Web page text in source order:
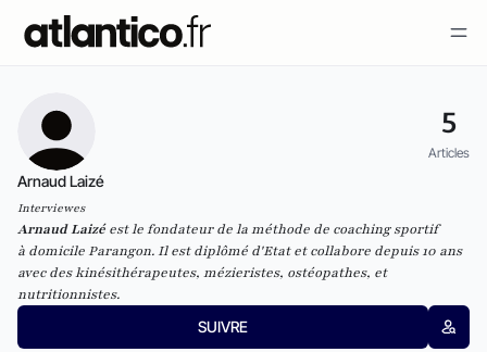
5
Articles
Arnaud Laizé
Interviewes
Arnaud Laizéest le fondateur de la méthode de coaching sportif
à domicileParangon. Il est diplômé d'Etat et collabore depuis 10 ans
avec des kinésithérapeutes, mézieristes, ostéopathes, et
nutritionnistes.
SUIVRE